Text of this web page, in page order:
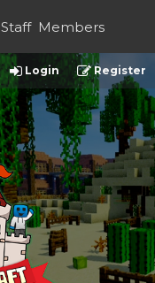
Staff Members
Login Register